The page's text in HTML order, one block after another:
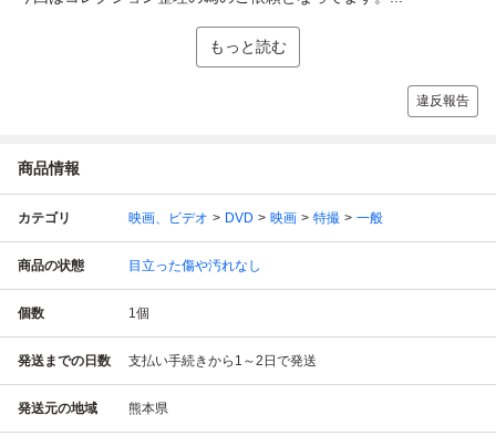
もっと読む
違反報告
商品情報
カテゴリ 映画、ビデオ DVD 映画 特撮 一般
商品の状態 目立った傷や汚れなし
個数 1個
発送までの日数 支払い手続きから1～2日で発送
発送元の地域 熊本県